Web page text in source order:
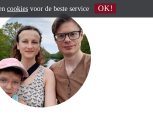
cookies voor de beste service OK!